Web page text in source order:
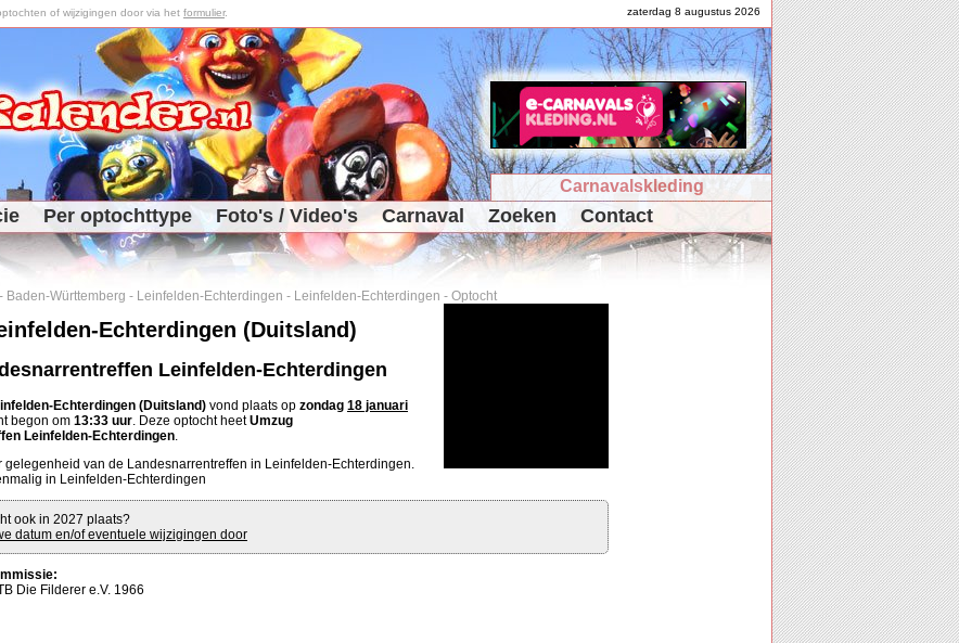
zaterdag 8 augustus 2026
of wijzigingen door via het formulier.
Carnavalskleding
Per optochttype Foto's / Video's Carnaval Zoeken Contact
- Baden-Württemberg - Leinfelden-Echterdingen - Leinfelden-Echterdingen - Optocht
Echterdingen (Duitsland)
Leinfelden-Echterdingen
Echterdingen (Duitsland) vond plaats op zondag 18 januari
begon om 13:33 uur. Deze optocht heetUmzug
Leinfelden-Echterdingen.
gelegenheid van de Landesnarrentreffen in Leinfelden-Echterdingen.
in Leinfelden-Echterdingen
ook in 2027 plaats?
datum en/of eventuele wijzigingen door
Die Filderer e.V. 1966